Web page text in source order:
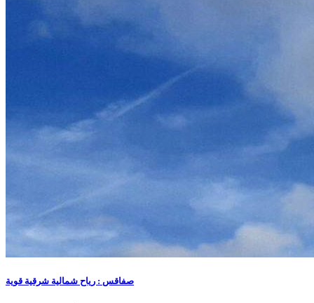
صفاقس : رياح شمالية شرقية قوية